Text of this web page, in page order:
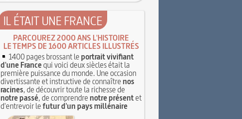
IL ÉTAIT UNE FRANCE
PARCOUREZ 2000 ANS L'HISTOIRE
LE TEMPS DE 1600 ARTICLES ILLUSTRÉS
1400 pages brossant leportrait vivifiant
d'une Francequi voici deux siècles était la
première puissance du monde. Une occasion
divertissante et instructive de connaîtrenos
racines, de découvrir toute la richesse de
notre passé, de comprendrenotre présentet
d'entrevoir lefutur d'un pays millénaire